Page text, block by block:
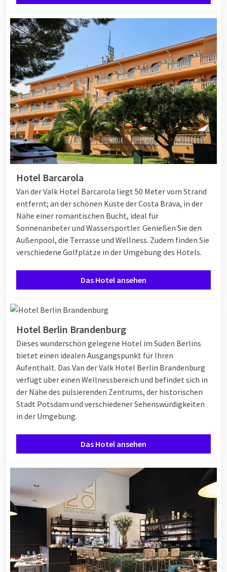
Hotel Barcarola
Van der Valk Hotel Barcarola liegt 50 Meter vom Strand
entfernt; an der schönen Küste der Costa Brava, in der
Nähe einer romantischen Bucht, ideal für
Sonnenanbeter und Wassersportler. Genießen Sie den
Außenpool, die Terrasse und Wellness. Zudem finden Sie
verschiedene Golfplätze in der Umgebung des Hotels.
Das Hotel ansehen
Hotel Berlin Brandenburg
Dieses wunderschön gelegene Hotel im Süden Berlins
bietet einen idealen Ausgangspunkt für Ihren
Aufenthalt. Das Van der Valk Hotel Berlin Brandenburg
verfügt über einen Wellnessbereich und befindet sich in
der Nähe des pulsierenden Zentrums, der historischen
Stadt Potsdam und verschiedener Sehenswürdigkeiten
in der Umgebung.
Das Hotel ansehen